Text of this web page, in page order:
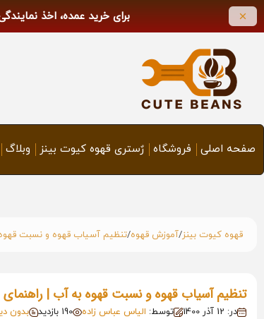
برای خرید عمده، اخذ
صفحه اصلی فروشگاه رٌستری قهوه کیوت بینز وبلاگ
قهوه کیوت بینز/آموزش قهوه/تنظیم آسیاب قهوه و نسبت
تنظیم آسیاب قهوه و نسبت قهوه به آب | راهنمای
در: 12 آذر 1400 توسط: الیاس عباس زاده 190 بازدید
بدون